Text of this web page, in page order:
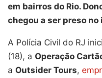
em bairros do Rio.
chegou a ser preso no
A Polícia Civil do RJ
(18), a Operação
a Outsider Tours,